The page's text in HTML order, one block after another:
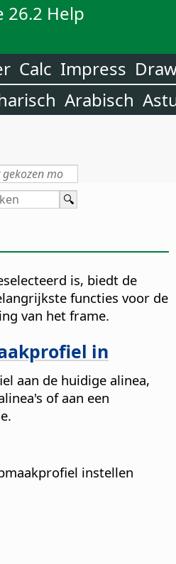
26.2 Help
Calc Impress
Arabisch
is, biedt de
functies voor de
van het frame.
in
aan de huidige alinea,
of aan een
instellen